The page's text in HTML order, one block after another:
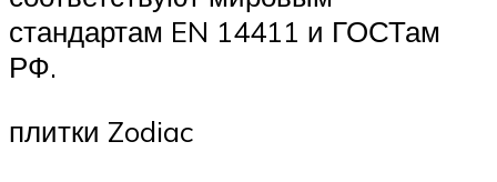
стандартам EN 14411 и ГОСТам
РФ.
плитки Zodiac